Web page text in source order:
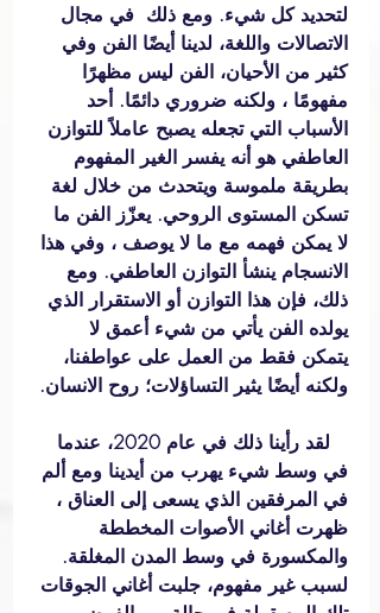
لتحديد كل شيء. ومع ذلك  في مجال
الاتصالات واللغة، لدينا أيضًا الفن وفي
كثير من الأحيان، الفن ليس مظهرًا
مفهومًا ، ولكنه ضروري دائمًا. أحد
الأسباب التي تجعله يصبح عاملاً للتوازن
العاطفي هو أنه يفسر الغير المفهوم
بطريقة ملموسة ويتحدث من خلال لغة
تسكن المستوى الروحي. يعزّز الفن ما
لا يمكن فهمه مع ما لا يوصف ، وفي هذا
الانسجام ينشأ التوازن العاطفي. ومع
ذلك، فإن هذا التوازن أو الاستقرار الذي
يولده الفن يأتي من شيء أعمق لا
يتمكن فقط من العمل على عواطفنا،
ولكنه أيضًا يثير التساؤلات؛ روح الانسان.
   لقد رأينا ذلك في عام 2020، عندما
في وسط شيء يهرب من أيدينا ومع ألم
في المرفقين الذي يسعى إلى العناق ،
ظهرت أغاني الأصوات المخططة
والمكسورة في وسط المدن المغلقة.
لسبب غير مفهوم، جلبت أغاني الجوقات